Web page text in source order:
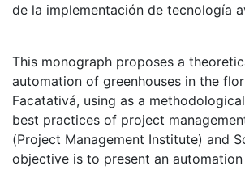
de la implementación de tecnología
This monograph proposes a
automation of greenhouses in the
Facatativá, using as a
best practices of project
(Project Management Institute) and
objective is to present an